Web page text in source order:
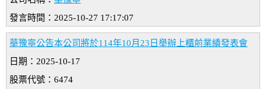
發言時間：2025-10-27 17:17:07
華豫寧公告本公司將於114年10月23日舉辦上櫃前業績發表會
日期：2025-10-17
股票代號：6474